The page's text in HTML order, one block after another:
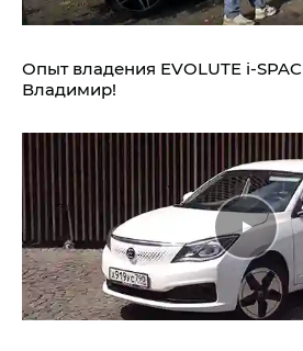
Опыт владения EVOLUTE
Владимир!